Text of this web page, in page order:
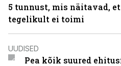
5 tunnust, mis näitavad,
tegelikult ei toimi
UUDISED
Pea kõik suured